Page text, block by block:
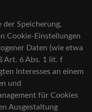
der Speicherung,
Cookie-Einstellungen
Daten (wie etwa
Art. 6 Abs. 1 lit. f
Interesses an einem
und
für Cookies
Ausgestaltung